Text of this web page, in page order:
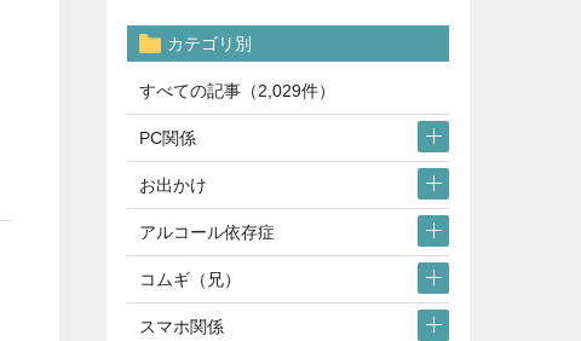
カテゴリ別
すべての記事（2,029件）
PC関係
お出かけ
アルコール依存症
コムギ（兄）
スマホ関係